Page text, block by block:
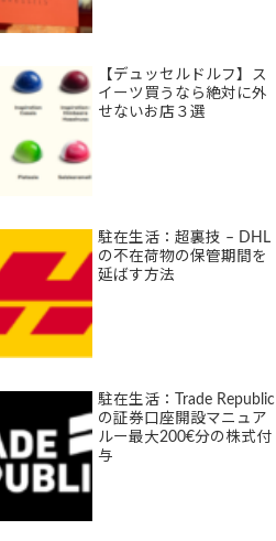
【デュッセルドルフ】ス
イーツ買うなら絶対に外
せないお店３選
駐在生活：超裏技 – DHL
の不在荷物の保管期間を
延ばす方法
駐在生活：Trade Republic
の証券口座開設マニュア
ルー最大200€分の株式付
与